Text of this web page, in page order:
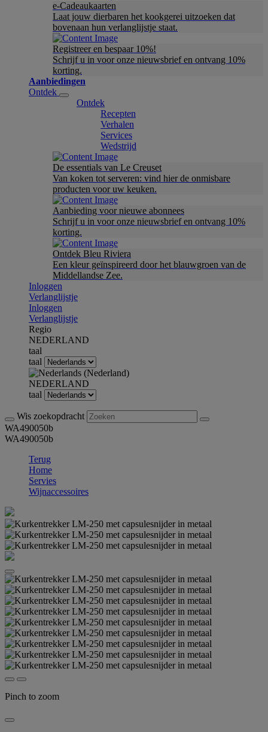
e-Cadeaukaarten
Laat jouw dierbaren het kookgerei uitzoeken dat
bovenaan hun verlanglijstje staat.
Registreer en bespaar 10%!
Schrijf u in voor onze nieuwsbrief en ontvang 10%
korting.
Aanbiedingen
Ontdek
Ontdek
Recepten
Verhalen
Services
Wedstrijd
De essentials van Le Creuset
Van koken tot serveren: vind hier de onmisbare
producten voor uw keuken.
Aanbieding voor nieuwe abonnees
Schrijf u in voor onze nieuwsbrief en ontvang 10%
korting.
Ontdek Bleu Riviera
Een kleur geïnspireerd door het blauwgroen van de
Middellandse Zee.
Inloggen
Verlanglijstje
Inloggen
Verlanglijstje
Regio
NEDERLAND
taal
taal
NEDERLAND
taal
Wis zoekopdracht
WA490050b
WA490050b
Terug
Home
Servies
Wijnaccessoires
Pinch to zoom